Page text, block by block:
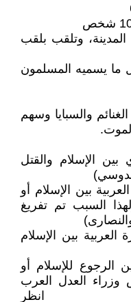
إلى المدينة، وتلقب بلقب
ما يسميه المسلمون
والسبايا وسهم
الإسلام والقتل
بين الإسلام أو
السبب تم تفريغ
بين الإسلام
الرجوع للإسلام أو
العدل العرب
انظر